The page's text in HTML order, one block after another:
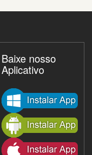
Baixe nosso
Aplicativo